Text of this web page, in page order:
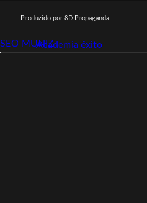
Produzido por 8D Propaganda
SEO MUNIZ
Link112Academia êxito